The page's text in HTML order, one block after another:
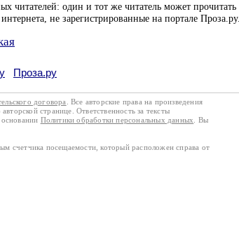
читателей: один и тот же читатель может прочитать
не зарегистрированные на портале Проза.ру.
Проза.ру
договора
. Все авторские права на произведения
странице. Ответственность за тексты
основании Политики обработки персональных данных
. Вы
счетчика посещаемости, который расположен справа от